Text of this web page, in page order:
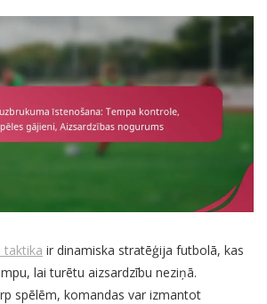
taktika ir dinamiska stratēģija futbolā, kas
lai turētu aizsardzību neziņā.
spēlēm, komandas var izmantot